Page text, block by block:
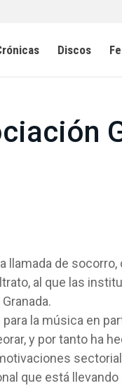
Discos
llamada de
al que las
la música en
y por tanto ha
que está llevando